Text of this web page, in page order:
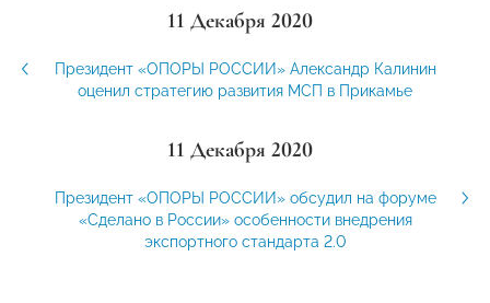
11 Декабря 2020
Президент «ОПОРЫ РОССИИ» Александр Калинин
оценил стратегию развития МСП в Прикамье
11 Декабря 2020
Президент «ОПОРЫ РОССИИ» обсудил на форуме
«Сделано в России» особенности внедрения
экспортного стандарта 2.0